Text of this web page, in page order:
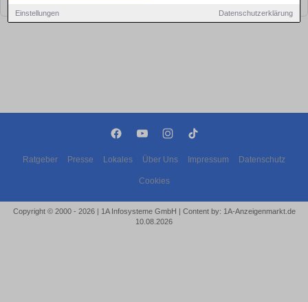
Einstellungen Datenschutzerklärung
Ratgeber Presse Lokales Über Uns Impressum Datenschutz
Cookies
Copyright © 2000 - 2026 | 1A Infosysteme GmbH | Content by: 1A-Anzeigenmarkt.de
10.08.2026